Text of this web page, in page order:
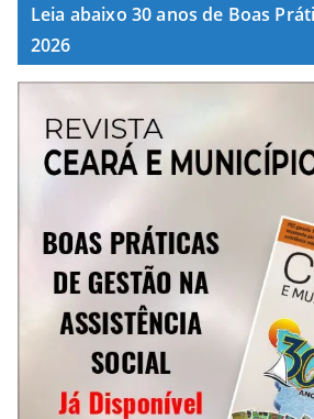
Leia abaixo 30 anos de Boas
2026